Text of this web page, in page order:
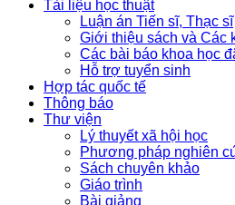
Tài liệu học thuật
Luận án Tiến sĩ, Thạc sĩ
Giới thiệu sách và Các
Các bài báo khoa học
Hỗ trợ tuyển sinh
Hợp tác quốc tế
Thông báo
Thư viện
Lý thuyết xã hội học
Phương pháp nghiên
Sách chuyên khảo
Giáo trình
Bài giảng